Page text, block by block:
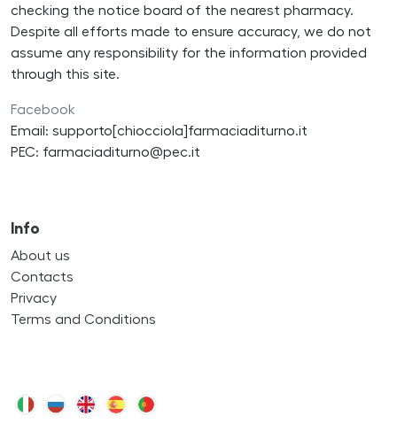
checking the notice board of the nearest pharmacy.
Despite all efforts made to ensure accuracy, we do not
assume any responsibility for the information provided
through this site.
Facebook
Email: supporto[chiocciola]farmaciaditurno.it
PEC: farmaciaditurno@pec.it
Info
About us
Contacts
Privacy
Terms and Conditions